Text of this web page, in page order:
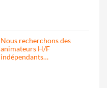
Nous recherchons des
animateurs H/F
indépendants…